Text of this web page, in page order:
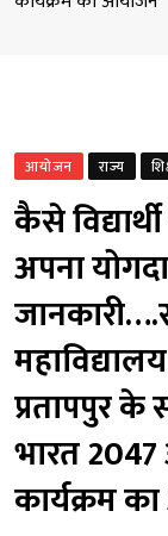
आयोजन राज्य
कैसे
अपना
प्रतापपुर
भारत 2047
कार्यक्रम